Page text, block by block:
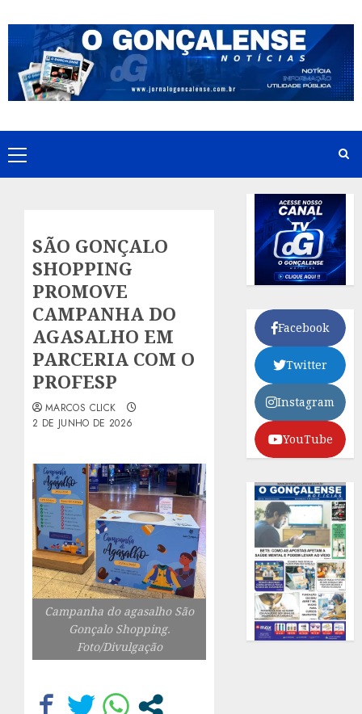
to
content
Primary
Menu
SÃO GONÇALO
SHOPPING
PROMOVE
CAMPANHA DO
AGASALHO EM
PARCERIA COM O
PROFESP
MARCOS CLICK
2 DE JUNHO DE 2026
Campanha do agasalho São
Gonçalo Shopping.
Foto/Divulgação
Facebook
Twitter
Instagram
YouTube